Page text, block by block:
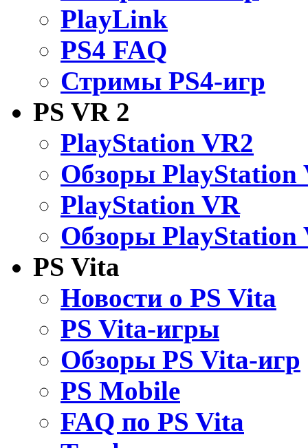
PlayLink
PS4 FAQ
Стримы PS4-игр
PS VR 2
PlayStation VR2
Обзоры PlayStation
PlayStation VR
Обзоры PlayStation
PS Vita
Новости о PS Vita
PS Vita-игры
Обзоры PS Vita-игр
PS Mobile
FAQ по PS Vita